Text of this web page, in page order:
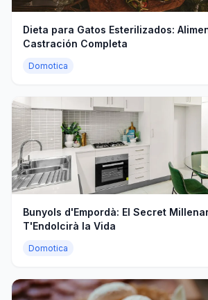
Dieta para Gatos Esterilizados:
Castración Completa
Domotica
Bunyols d'Empordà: El Secret
T'Endolcirà la Vida
Domotica